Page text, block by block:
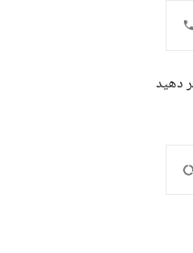
دهید